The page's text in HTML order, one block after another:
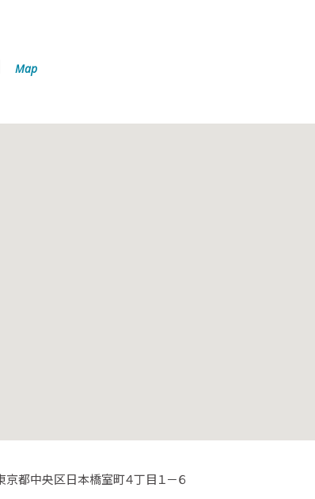
Map
京都中央区日本橋室町４丁目１－６